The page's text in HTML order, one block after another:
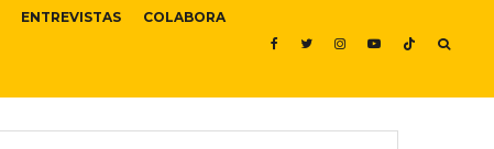
ENTREVISTAS COLABORA